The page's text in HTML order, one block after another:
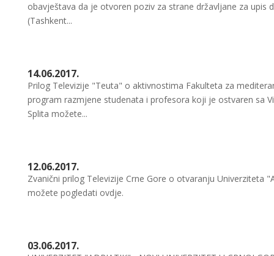
obavještava da je otvoren poziv za strane državljane za
(Tashkent...
14.06.2017.
Prilog Televizije "Teuta" o aktivnostima Fakulteta za
program razmjene studenata i profesora koji je ostvaren sa
Splita možete...
12.06.2017.
Zvanični prilog Televizije Crne Gore o otvaranju
možete pogledati ovdje.
03.06.2017.